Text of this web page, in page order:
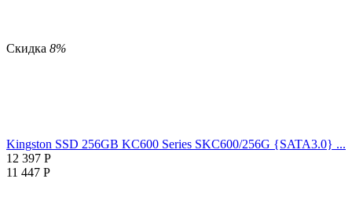
Скидка 8%
Kingston SSD 256GB KC600 Series SKC600/256G {SATA3.0} ...
12 397 Р
11 447 Р